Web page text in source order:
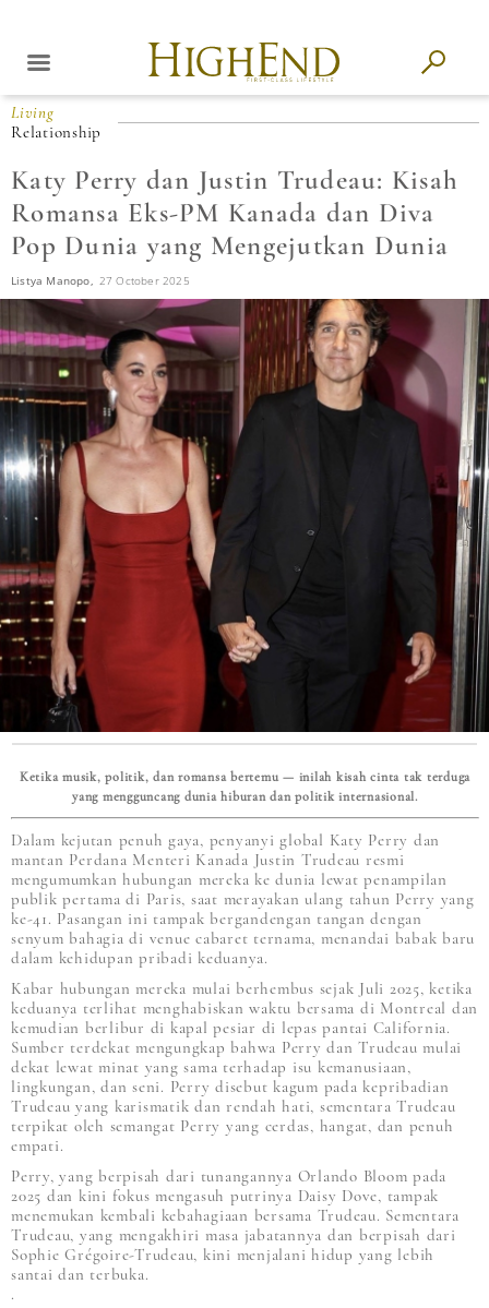
Living
Relationship
Katy Perry dan Justin Trudeau: Kisah
Romansa Eks-PM Kanada dan Diva
Pop Dunia yang Mengejutkan Dunia
Listya Manopo, 27 October 2025
Ketika musik, politik, dan romansa bertemu — inilah kisah cinta tak terduga
yang mengguncang dunia hiburan dan politik internasional.
Dalam kejutan penuh gaya, penyanyi global Katy Perry dan
mantan Perdana Menteri Kanada Justin Trudeau resmi
mengumumkan hubungan mereka ke dunia lewat penampilan
publik pertama di Paris, saat merayakan ulang tahun Perry yang
ke-41. Pasangan ini tampak bergandengan tangan dengan
senyum bahagia di venue cabaret ternama, menandai babak baru
dalam kehidupan pribadi keduanya.
Kabar hubungan mereka mulai berhembus sejak Juli 2025, ketika
keduanya terlihat menghabiskan waktu bersama di Montreal dan
kemudian berlibur di kapal pesiar di lepas pantai California.
Sumber terdekat mengungkap bahwa Perry dan Trudeau mulai
dekat lewat minat yang sama terhadap isu kemanusiaan,
lingkungan, dan seni. Perry disebut kagum pada kepribadian
Trudeau yang karismatik dan rendah hati, sementara Trudeau
terpikat oleh semangat Perry yang cerdas, hangat, dan penuh
empati.
Perry, yang berpisah dari tunangannya Orlando Bloom pada
2025 dan kini fokus mengasuh putrinya Daisy Dove, tampak
menemukan kembali kebahagiaan bersama Trudeau. Sementara
Trudeau, yang mengakhiri masa jabatannya dan berpisah dari
Sophie Grégoire-Trudeau, kini menjalani hidup yang lebih
santai dan terbuka.
.